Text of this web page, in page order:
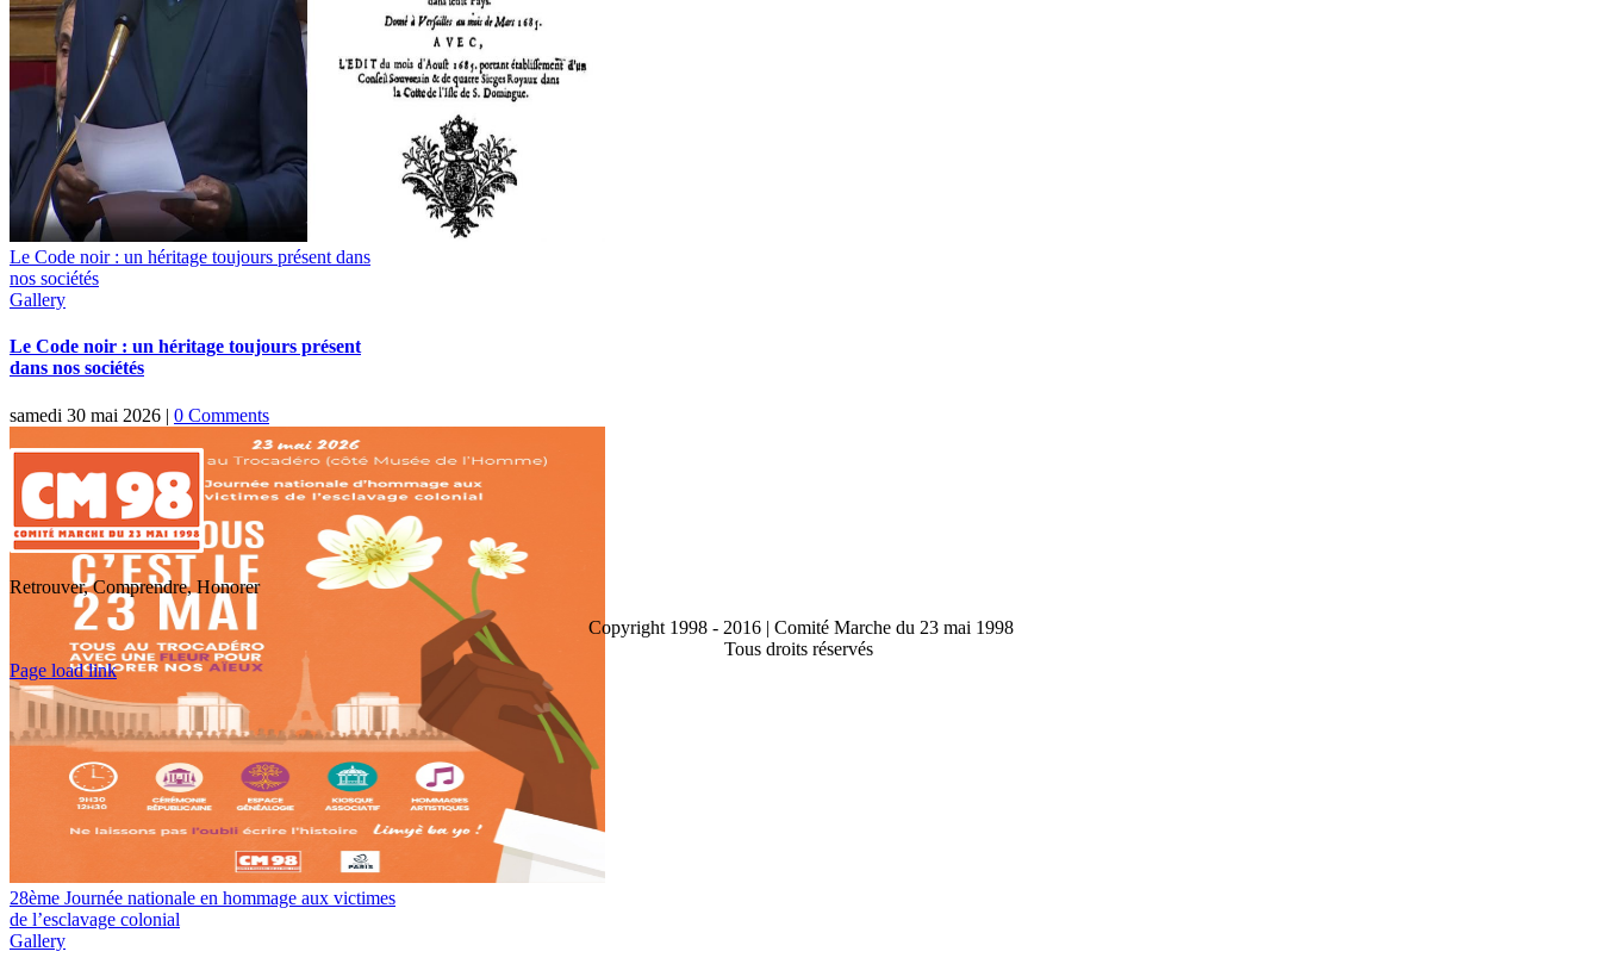
Le Code noir : un héritage toujours présent dans
nos sociétés
Gallery
Le Code noir : un héritage toujours présent
dans nos sociétés
samedi 30 mai 2026 | 0 Comments
28ème Journée nationale en hommage aux victimes
de l’esclavage colonial
Gallery
Retrouver, Comprendre, Honorer
Copyright 1998 - 2016 | Comité Marche du 23 mai 1998
Tous droits réservés
Toggle
Sliding
Area
Page load link
Go
Top